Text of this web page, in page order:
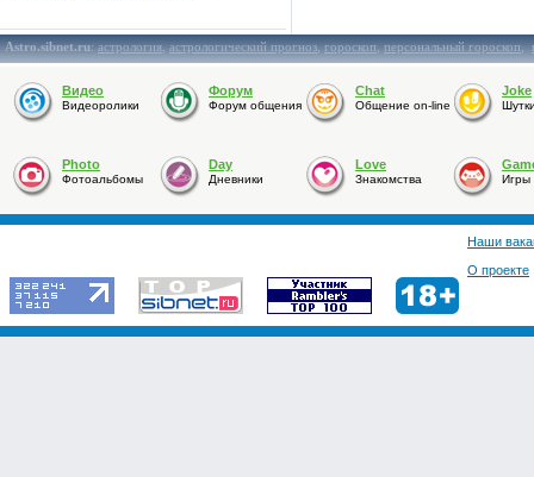
Astro.sibnet.ru:астрология,астрологический прогноз,гороскоп,персональный гороскоп,
Видео
Видеоролики
Форум
Форум общения
Chat
Общение on-line
Joke
Photo
Фотоальбомы
Day
Дневники
Love
Знакомства Игры
Наши
О проекте